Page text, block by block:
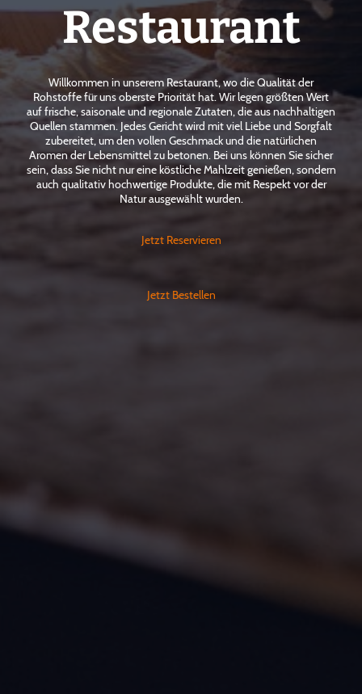
Restaurant
Willkommen in unserem Restaurant, wo die Qualität der
Rohstoffe für uns oberste Priorität hat. Wir legen größten Wert
auf frische, saisonale und regionale Zutaten, die aus nachhaltigen
Quellen stammen. Jedes Gericht wird mit viel Liebe und Sorgfalt
zubereitet, um den vollen Geschmack und die natürlichen
Aromen der Lebensmittel zu betonen. Bei uns können Sie sicher
sein, dass Sie nicht nur eine köstliche Mahlzeit genießen, sondern
auch qualitativ hochwertige Produkte, die mit Respekt vor der
Natur ausgewählt wurden.
Jetzt Reservieren
Jetzt Bestellen